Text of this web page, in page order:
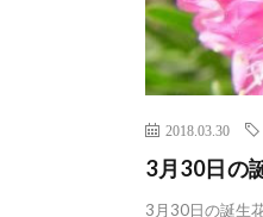
2018.03.30
3月30日の
3月30日の誕生